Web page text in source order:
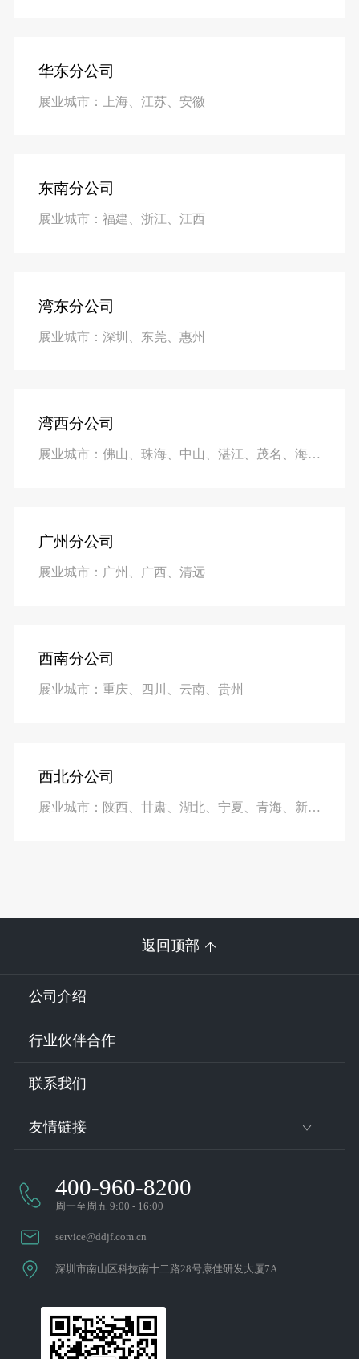
华东分公司
展业城市：上海、江苏、安徽
东南分公司
展业城市：福建、浙江、江西
湾东分公司
展业城市：深圳、东莞、惠州
湾西分公司
展业城市：佛山、珠海、中山、湛江、茂名、海南、湖南
广州分公司
展业城市：广州、广西、清远
西南分公司
展业城市：重庆、四川、云南、贵州
西北分公司
展业城市：陕西、甘肃、湖北、宁夏、青海、新疆、内蒙古
返回顶部
公司介绍
行业伙伴合作
联系我们
友情链接
400-960-8200
周一至周五 9:00 - 16:00
service@ddjf.com.cn
深圳市南山区科技南十二路28号康佳研发大厦7A